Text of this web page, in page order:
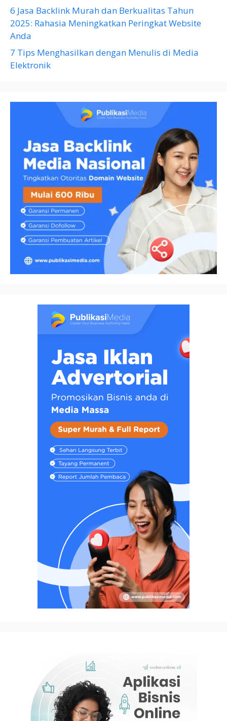
6 Jasa Backlink Murah dan Berkualitas Tahun
2025: Rahasia Meningkatkan Peringkat Website
Anda
7 Tips Menghasilkan dengan Menulis di Media
Elektronik